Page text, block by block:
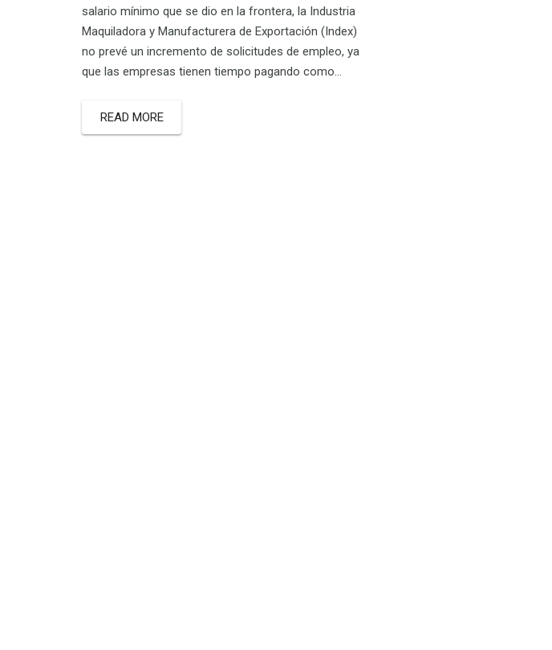
salario mínimo que se dio en la frontera, la Industria
Maquiladora y Manufacturera de Exportación (Index)
no prevé un incremento de solicitudes de empleo, ya
que las empresas tienen tiempo pagando como…
READ MORE